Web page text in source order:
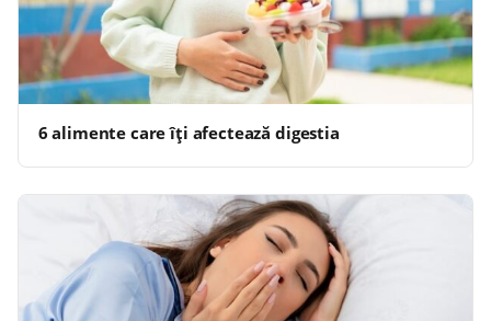
6 alimente care îți afectează digestia